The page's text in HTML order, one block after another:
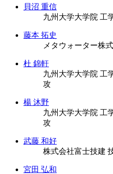
貝沼 重信
九州大学大学院 工
藤本 拓史
メタウォーター株
杜 錦軒
九州大学大学院 工
攻
楊 沐野
九州大学大学院 工
攻
武藤 和好
株式会社富士技建
宮田 弘和